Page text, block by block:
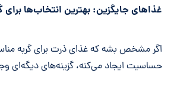
غذاهای جایگزین: بهترین انتخاب‌ها
اگر مشخص بشه که غذای ذرت برای گربه
حساسیت ایجاد می‌کنه، گزینه‌های دیگه‌ای